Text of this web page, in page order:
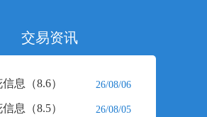
，确保货款、货权同步流
仓库进行确权、确费、确
交易资讯
息（8.6） 26/08/06
息（8.5） 26/08/05